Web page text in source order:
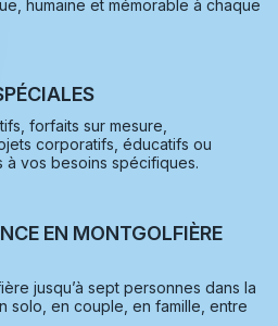
humaine et mémorable à chaque
forfaits sur mesure,
corporatifs, éducatifs ou
à vos besoins spécifiques.
EN MONTGOLFIÈRE
jusqu’à sept personnes dans la
solo, en couple, en famille, entre